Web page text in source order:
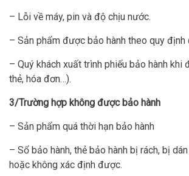
– Lỗi về máy, pin và độ chịu nước.
– Sản phẩm được bảo hành theo quy định
– Quý khách xuất trình phiếu bảo hành khi
thẻ, hóa đơn…).
3/Trường hợp không được bảo hành
– Sản phẩm quá thời hạn bảo hành
– Sổ bảo hành, thẻ bảo hành bị rách, bị
hoặc không xác định được.